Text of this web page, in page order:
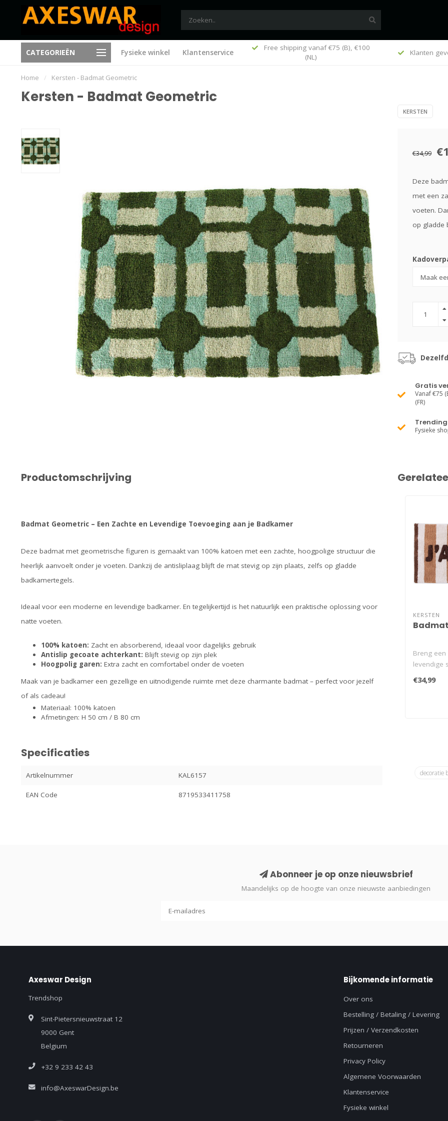
CATEGORIEËN Fysieke winkel Klantenservice
Trending sinds 1995 Nieuwe ideeën bij elk bezoek
Free shipping vanaf €75 (B), €100
(NL)
Klanten
Home / Kersten - Badmat Geometric
Kersten - Badmat Geometric
KERSTEN
€34,99
Deze
met een
voeten.
op gladde
Gratis
Vanaf €75
(FR)
Trending
Fysieke
Productomschrijving
Badmat Geometric – Een Zachte en Levendige Toevoeging aan je Badkamer
Deze badmat met geometrische figuren is gemaakt van 100% katoen met een zachte, hoogpolige structuur die
heerlijk aanvoelt onder je voeten. Dankzij de antisliplaag blijft de mat stevig op zijn plaats, zelfs op gladde
badkamertegels.
Ideaal voor een moderne en levendige badkamer. En tegelijkertijd is het natuurlijk een praktische oplossing voor
natte voeten.
100% katoen: Zacht en absorberend, ideaal voor dagelijks gebruik
Antislip gecoate achterkant: Blijft stevig op zijn plek
Hoogpolig garen: Extra zacht en comfortabel onder de voeten
Maak van je badkamer een gezellige en uitnodigende ruimte met deze charmante badmat – perfect voor jezelf
of als cadeau!
Materiaal: 100% katoen
Afmetingen: H 50 cm / B 80 cm
Specificaties
Artikelnummer KAL6157
EAN Code 8719533411758
KERSTEN
Breng
levendige
badma..
€34,99
decoratie
Abonneer je op onze nieuwsbrief
Maandelijks op de hoogte van onze nieuwste aanbiedingen
Axeswar Design
Trendshop
Sint-Pietersnieuwstraat 12
9000 Gent
Belgium
+32 9 233 42 43
info@AxeswarDesign.be
Bijkomende informatie
Over ons
Bestelling / Betaling / Levering
Prijzen / Verzendkosten
Retourneren
Privacy Policy
Algemene Voorwaarden
Klantenservice
Fysieke winkel